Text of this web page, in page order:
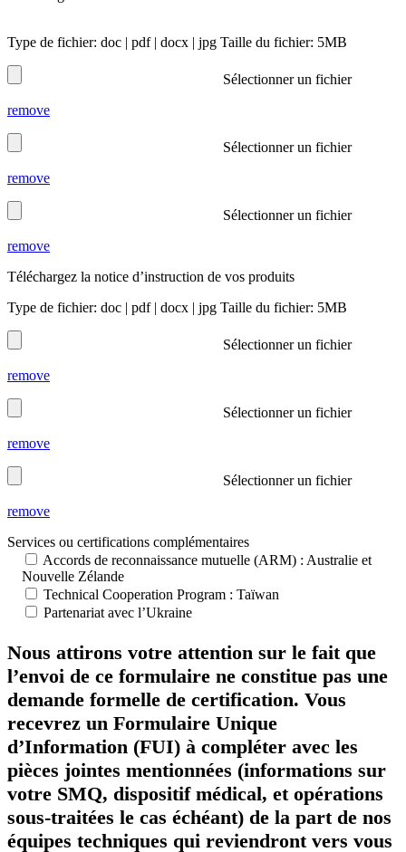
Type de fichier: doc | pdf | docx | jpg Taille du fichier: 5MB
Sélectionner un fichier
remove
Sélectionner un fichier
remove
Sélectionner un fichier
remove
Téléchargez la notice d’instruction de vos produits
Type de fichier: doc | pdf | docx | jpg Taille du fichier: 5MB
Sélectionner un fichier
remove
Sélectionner un fichier
remove
Sélectionner un fichier
remove
Services ou certifications complémentaires
Accords de reconnaissance mutuelle (ARM) : Australie et
Nouvelle Zélande
Technical Cooperation Program : Taïwan
Partenariat avec l’Ukraine
Nous attirons votre attention sur le fait que
l’envoi de ce formulaire ne constitue pas une
demande formelle de certification. Vous
recevrez un Formulaire Unique
d’Information (FUI) à compléter avec les
pièces jointes mentionnées (informations sur
votre SMQ, dispositif médical, et opérations
sous-traitées le cas échéant) de la part de nos
équipes techniques qui reviendront vers vous